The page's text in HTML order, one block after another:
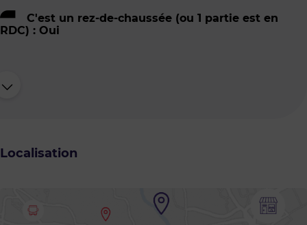
C'est un rez-de-chaussée (ou 1 partie est en
RDC) : Oui
Localisation